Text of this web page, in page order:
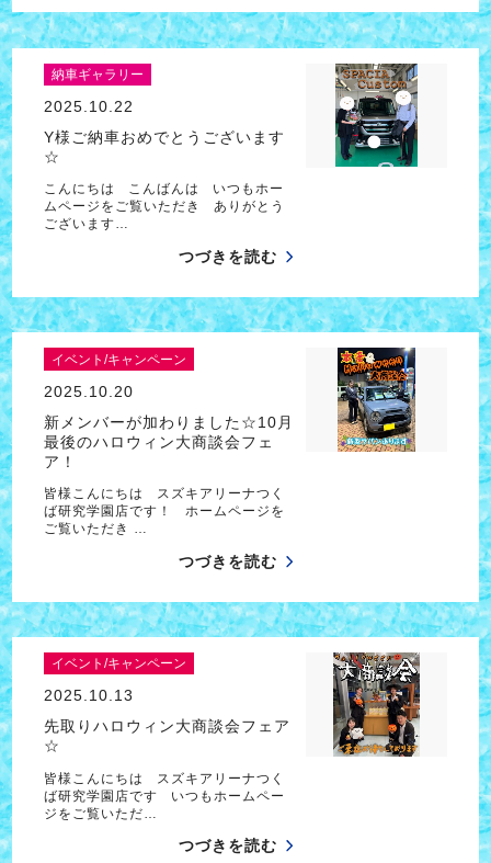
納車ギャラリー
2025.10.22
Y様ご納車おめでとうございます
☆
こんにちは こんばんは いつもホー
ムページをご覧いただき ありがとう
ございます…
つづきを読む
イベント/キャンペーン
2025.10.20
新メンバーが加わりました☆10月
最後のハロウィン大商談会フェ
ア！
皆様こんにちは スズキアリーナつく
ば研究学園店です！ ホームページを
ご覧いただき …
つづきを読む
イベント/キャンペーン
2025.10.13
先取りハロウィン大商談会フェア
☆
皆様こんにちは スズキアリーナつく
ば研究学園店です いつもホームペー
ジをご覧いただ…
つづきを読む